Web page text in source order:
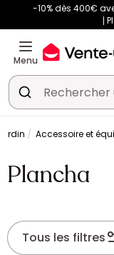
-10% dès 400€
Menu
Accessoire et
Plancha
Tous les filtres